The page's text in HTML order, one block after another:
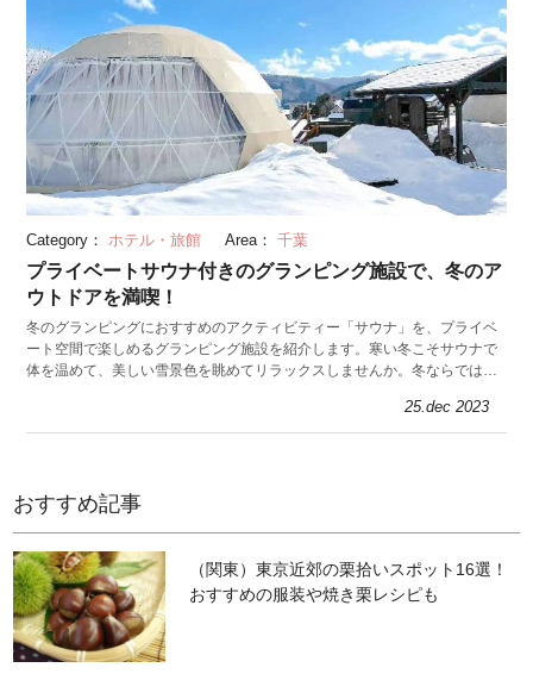
Category： ホテル・旅館 Area： 千葉
プライベートサウナ付きのグランピング施設で、冬のア
ウトドアを満喫！
冬のグランピングにおすすめのアクティビティー「サウナ」を、プライベ
ート空間で楽しめるグランピング施設を紹介します。寒い冬こそサウナで
体を温めて、美しい雪景色を眺めてリラックスしませんか。冬ならではの
25.dec 2023
おすすめ記事
（関東）東京近郊の栗拾いスポット16選！
おすすめの服装や焼き栗レシピも